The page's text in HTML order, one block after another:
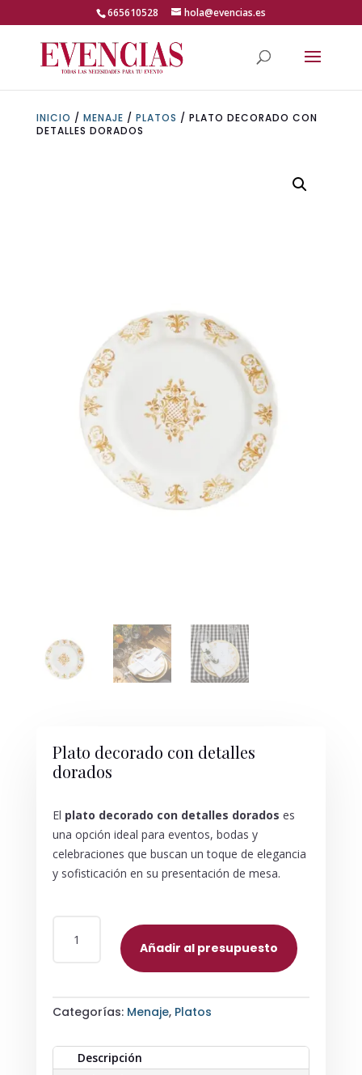
665610528 hola@evencias.es
INICIO / MENAJE / PLATOS / PLATO DECORADO CON
DETALLES DORADOS
Plato decorado con detalles
dorados
El plato decorado con detalles dorados es
una opción ideal para eventos, bodas y
celebraciones que buscan un toque de elegancia
y sofisticación en su presentación de mesa.
DECORADO
CANTIDAD
Añadir al presupuesto
Categorías: Menaje, Platos
Descripción
Abrir barra de herramientas